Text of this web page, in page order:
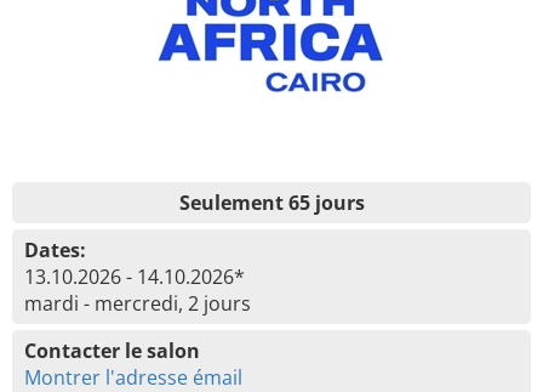
Seulement 65 jours
Dates:
13.10.2026 - 14.10.2026*
mardi - mercredi, 2 jours
Contacter le salon
Montrer l'adresse émail